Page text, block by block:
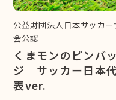
公益財団法人日本サッカー
会公認
くまモンのピンバッ
ジ サッカー日本代
表ver.